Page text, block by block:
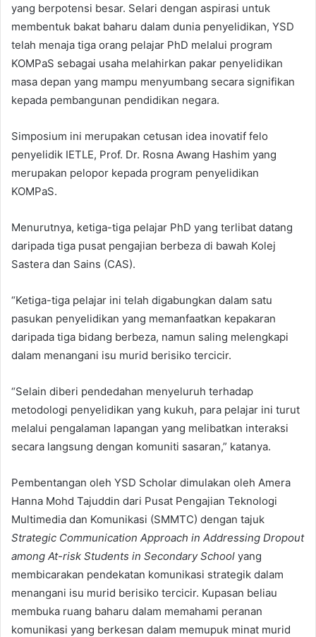
yang berpotensi besar. Selari dengan aspirasi untuk
membentuk bakat baharu dalam dunia penyelidikan, YSD
telah menaja tiga orang pelajar PhD melalui program
KOMPaS sebagai usaha melahirkan pakar penyelidikan
masa depan yang mampu menyumbang secara signifikan
kepada pembangunan pendidikan negara.
Simposium ini merupakan cetusan idea inovatif felo
penyelidik IETLE, Prof. Dr. Rosna Awang Hashim yang
merupakan pelopor kepada program penyelidikan
KOMPaS.
Menurutnya, ketiga-tiga pelajar PhD yang terlibat datang
daripada tiga pusat pengajian berbeza di bawah Kolej
Sastera dan Sains (CAS).
“Ketiga-tiga pelajar ini telah digabungkan dalam satu
pasukan penyelidikan yang memanfaatkan kepakaran
daripada tiga bidang berbeza, namun saling melengkapi
dalam menangani isu murid berisiko tercicir.
“Selain diberi pendedahan menyeluruh terhadap
metodologi penyelidikan yang kukuh, para pelajar ini turut
melalui pengalaman lapangan yang melibatkan interaksi
secara langsung dengan komuniti sasaran,” katanya.
Pembentangan oleh YSD Scholar dimulakan oleh Amera
Hanna Mohd Tajuddin dari Pusat Pengajian Teknologi
Multimedia dan Komunikasi (SMMTC) dengan tajuk
Strategic Communication Approach in Addressing Dropout
among At-risk Students in Secondary School yang
membicarakan pendekatan komunikasi strategik dalam
menangani isu murid berisiko tercicir. Kupasan beliau
membuka ruang baharu dalam memahami peranan
komunikasi yang berkesan dalam memupuk minat murid